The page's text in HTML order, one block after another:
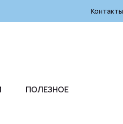
Контакты
ПОЛЕЗНОЕ